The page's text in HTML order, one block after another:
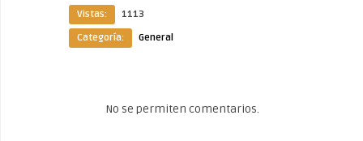
Vistas:
1113
Categoría:
General
No se permiten comentarios.